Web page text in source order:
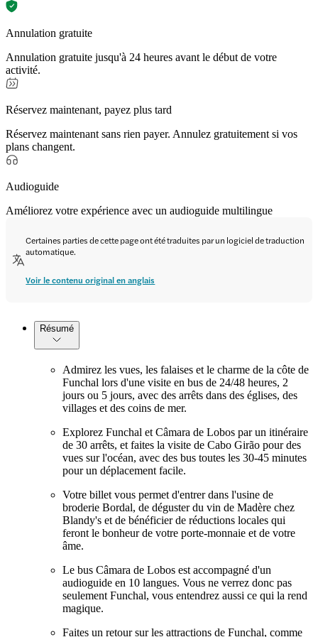
Annulation gratuite
Annulation gratuite jusqu'à 24 heures avant le début de votre
activité.
Réservez maintenant, payez plus tard
Réservez maintenant sans rien payer. Annulez gratuitement si vos
plans changent.
Audioguide
Améliorez votre expérience avec un audioguide multilingue
Certaines parties de cette page ont été traduites par un logiciel de traduction
automatique.
Voir le contenu original en anglais
Résumé
Admirez les vues, les falaises et le charme de la côte de
Funchal lors d'une visite en bus de 24/48 heures, 2
jours ou 5 jours, avec des arrêts dans des églises, des
villages et des coins de mer.
Explorez Funchal et Câmara de Lobos par un itinéraire
de 30 arrêts, et faites la visite de Cabo Girão pour des
vues sur l'océan, avec des bus toutes les 30-45 minutes
pour un déplacement facile.
Votre billet vous permet d'entrer dans l'usine de
broderie Bordal, de déguster du vin de Madère chez
Blandy's et de bénéficier de réductions locales qui
feront le bonheur de votre porte-monnaie et de votre
âme.
Le bus Câmara de Lobos est accompagné d'un
audioguide en 10 langues. Vous ne verrez donc pas
seulement Funchal, vous entendrez aussi ce qui la rend
magique.
Faites un retour sur les attractions de Funchal, comme